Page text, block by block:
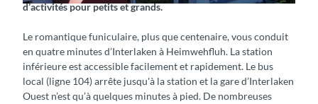
© Heimwehfluhbahn , Interlaken Tourismus | CC-BY-SA
d’activités pour petits et grands.
Le romantique funiculaire, plus que centenaire, vous conduit
en quatre minutes d’Interlaken à Heimwehfluh. La station
inférieure est accessible facilement et rapidement. Le bus
local (ligne 104) arrête jusqu'à la station et la gare d’Interlaken
Ouest n’est qu’à quelques minutes à pied. De nombreuses